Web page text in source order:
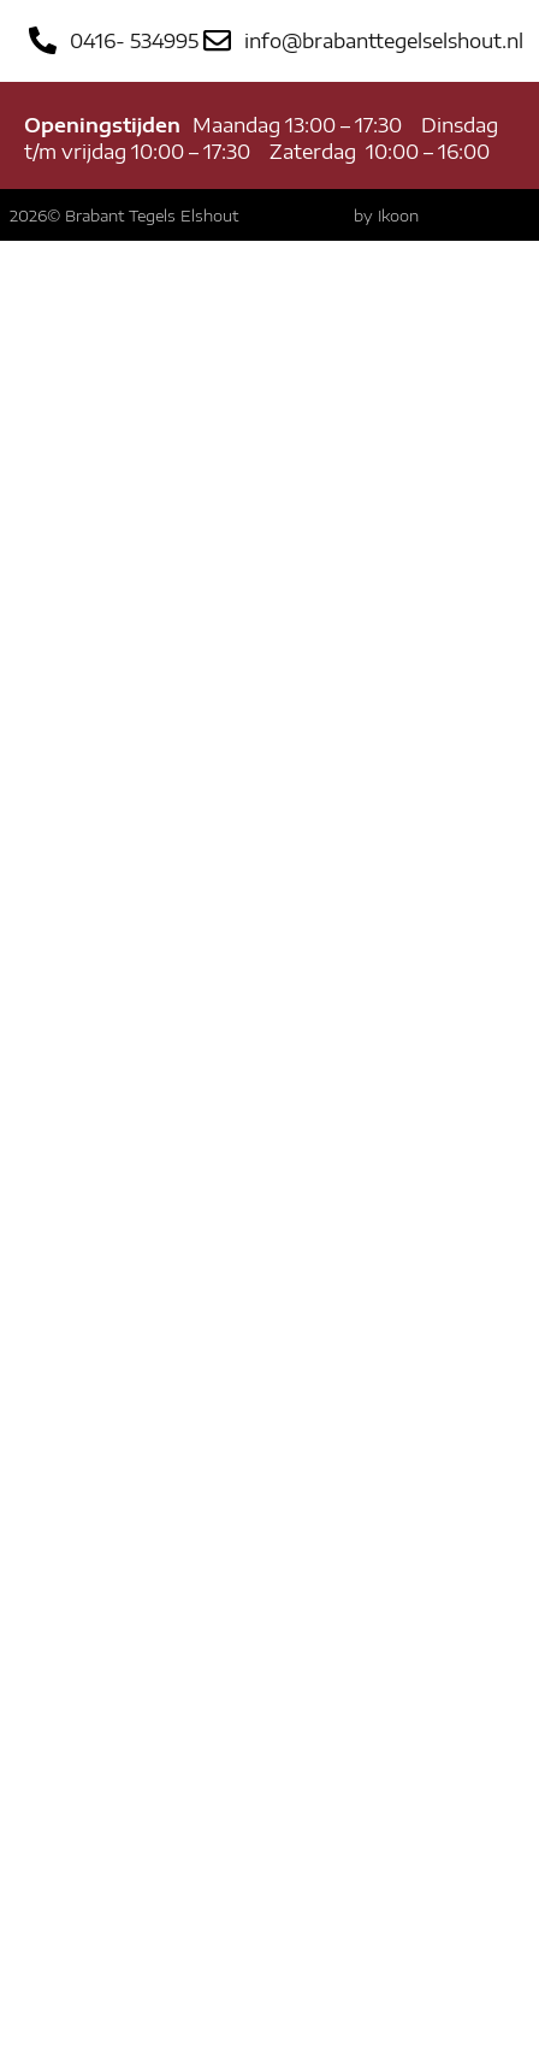
0416- 534995 info@brabanttegelselshout.nl
Openingstijden Maandag 13:00 – 17:30 Dinsdag
t/m vrijdag 10:00 – 17:30 Zaterdag 10:00 – 16:00
2026© Brabant Tegels Elshout by Ikoon